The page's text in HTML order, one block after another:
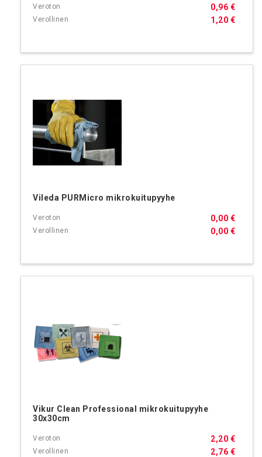
1,20 €
0,96 €
Vileda PURMicro mikrokuitupyyhe
0,00 €
0,00 €
Vikur Clean Professional mikrokuitupyyhe
30x30cm
2,76 €
2,20 €